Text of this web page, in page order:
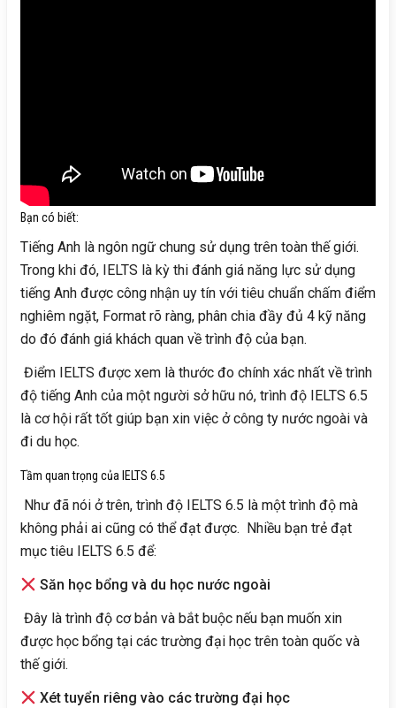
Bạn có biết:
Tiếng Anh là ngôn ngữ chung sử dụng trên toàn thế giới.
Trong khi đó, IELTS là kỳ thi đánh giá năng lực sử dụng
tiếng Anh được công nhận uy tín với tiêu chuẩn chấm điểm
nghiêm ngặt, Format rõ ràng, phân chia đầy đủ 4 kỹ năng
do đó đánh giá khách quan về trình độ của bạn.
Điểm IELTS được xem là thước đo chính xác nhất về trình
độ tiếng Anh của một người sở hữu nó, trình độ IELTS 6.5
là cơ hội rất tốt giúp bạn xin việc ở công ty nước ngoài và
đi du học.
Tầm quan trọng của IELTS 6.5
Như đã nói ở trên, trình độ IELTS 6.5 là một trình độ mà
không phải ai cũng có thể đạt được. Nhiều bạn trẻ đạt
mục tiêu IELTS 6.5 để:
Săn học bổng và du học nước ngoài
Đây là trình độ cơ bản và bắt buộc nếu bạn muốn xin
được học bổng tại các trường đại học trên toàn quốc và
thế giới.
Xét tuyển riêng vào các trường đại học